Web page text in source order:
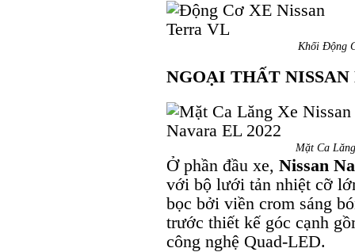
Khối Động
NGOẠI THẤT NISSAN
Mặt Ca
Ở phần đầu xe, Nissan
với bộ lưới tản nhiệt cỡ
bọc bởi viền crom sáng
trước thiết kế góc cạnh
công nghệ Quad-LED.